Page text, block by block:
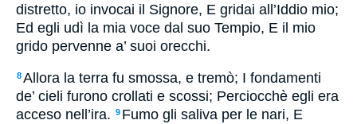
distretto, io invocai il Signore, E gridai all’Iddio mio;
Ed egli udì la mia voce dal suo Tempio, E il mio
grido pervenne a’ suoi orecchi.
8Allora la terra fu smossa, e tremò; I fondamenti
de’ cieli furono crollati e scossi; Perciocchè egli era
acceso nell’ira. 9 Fumo gli saliva per le nari, E